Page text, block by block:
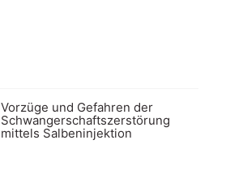
Vorzüge und Gefahren der
Schwangerschaftszerstörung
mittels Salbeninjektion